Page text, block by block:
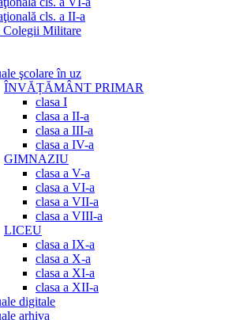
cls. a II-a
Colegii Militare
şcolare în uz
ÎNVĂȚĂMÂNT PRIMAR
clasa I
clasa a II-a
clasa a III-a
clasa a IV-a
GIMNAZIU
clasa a V-a
clasa a VI-a
clasa a VII-a
clasa a VIII-a
LICEU
clasa a IX-a
clasa a X-a
clasa a XI-a
clasa a XII-a
digitale
arhiva